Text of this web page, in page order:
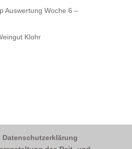
Auswertung Woche 6 –
Klohr
Datenschutzerklärung